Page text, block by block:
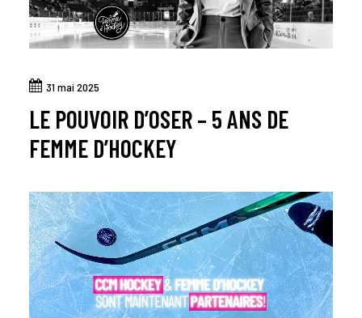
31 mai 2025
LE POUVOIR D’OSER – 5 ANS DE
FEMME D’HOCKEY